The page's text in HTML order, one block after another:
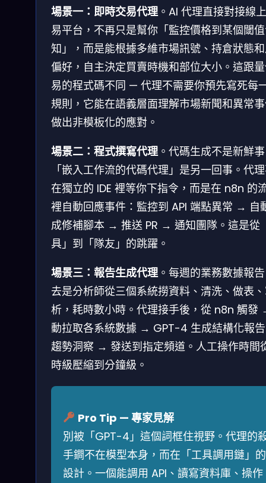
場景一：即時交易代理。AI 代理直接對接線
易平台，不再只是幫你「監控價格到某個閾
知」，而是能根據多維市場訊號、持倉狀態
偏好，自主決定買賣時機和部位大小。這跟
易的程式碼不同 — 代理不需要你預先寫死每
規則，它能在語義層面理解市場新聞和異常
做出非模板化的應對。
場景二：程式撰寫代理。代碼生成不是新鮮
「嵌入工作流的代碼代理」是另一回事。代
在獨立的 IDE 裡等你下指令，而是在 n8n 的
裡自動回應事件：監控到 API 端點異常 → 自
成修補腳本 → 推送 PR → 通知團隊。這是從
具」到「隊友」的跳躍。
場景三：報告生成代理。每週的業務數據報
去是分析師從三個系統撈資料、清洗、做表
析，耗時數小時。代理接手後，從 n8n 觸發
動拉取各系統數據 → GPT-4 生成結構化報
趨勢洞察 → 發送到指定頻道。人工操作時間
時級壓縮到分鐘級。
Pro Tip — 專家見解
別被「GPT-4」這個詞框住視野。代理的
手鐧不在模型本身，而在「工具調用鏈」的
設計。一個能調用 API、讀寫資料庫、操作